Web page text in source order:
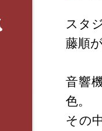
スタ
藤順
音響
色。
その